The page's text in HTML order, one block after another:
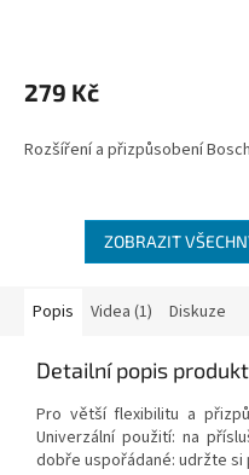
produktu
je
z
279 Kč
Rozšíření a přizpůsobení
ZOBRAZIT
Popis Videa (1) Diskuze
Detailní popis
Pro větší flexibilitu a
Univerzální použití: na
dobře uspořádané: udržte si